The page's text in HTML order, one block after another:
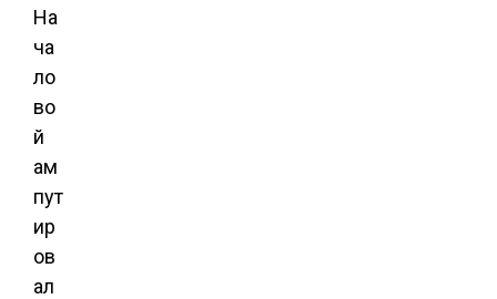
На
ча
ло
во
й
ам
пут
ир
ов
ал